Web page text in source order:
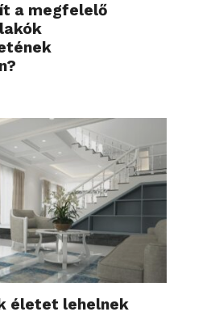
a megfelelő
életet lehelnek